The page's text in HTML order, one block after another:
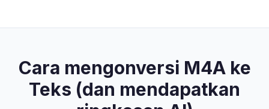
Cara mengonversi M4A ke
Teks (dan mendapatkan